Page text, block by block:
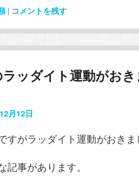
| コメントを残す
ラッダイト運動がお
月12日
すがラッダイト運動がおき
事があります。